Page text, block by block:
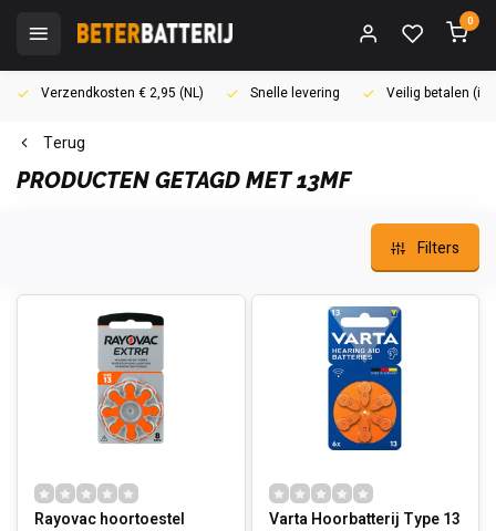
0
Verzendkosten € 2,95 (NL) Snelle levering Veilig betalen
Terug
PRODUCTEN GETAGD MET 13MF
Filters
Rayovac hoortoestel
Varta Hoorbatterij Type 13